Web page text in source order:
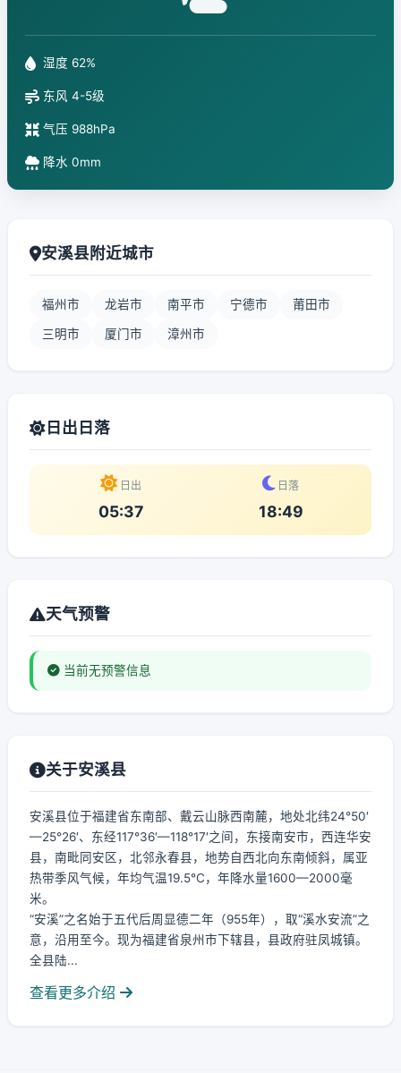
湿度 62%
东风 4-5级
气压 988hPa
降水 0mm
安溪县附近城市
福州市 龙岩市 南平市 宁德市 莆田市
三明市 厦门市 漳州市
日出日落
日出
05:37
日落
18:49
天气预警
当前无预警信息
关于安溪县
安溪县位于福建省东南部、戴云山脉西南麓，地处北纬24°50′
—25°26′、东经117°36′—118°17′之间，东接南安市，西连华安
县，南毗同安区，北邻永春县，地势自西北向东南倾斜，属亚
热带季风气候，年均气温19.5℃，年降水量1600—2000毫
米。
“安溪”之名始于五代后周显德二年（955年），取“溪水安流”之
意，沿用至今。现为福建省泉州市下辖县，县政府驻凤城镇。
全县陆...
查看更多介绍